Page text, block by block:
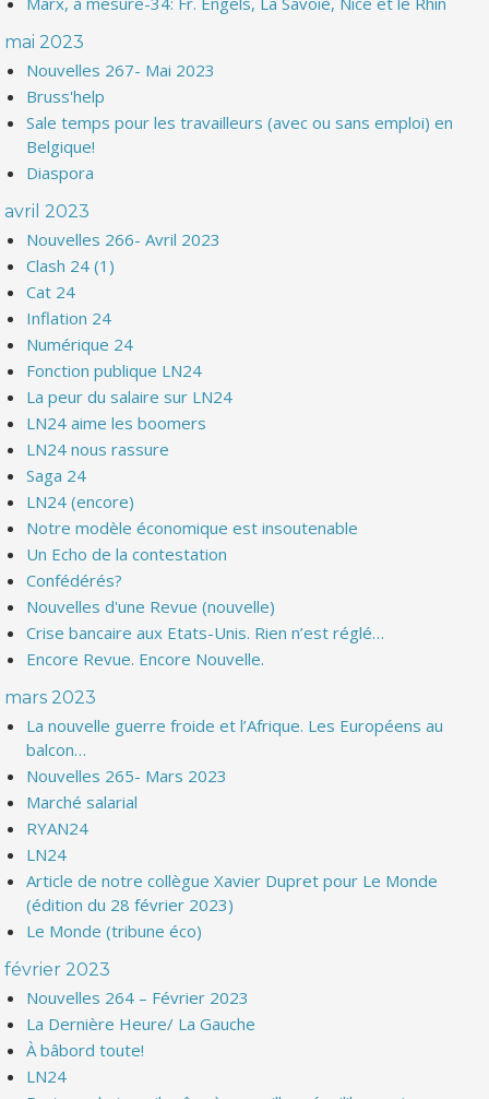
mai 2023
Nouvelles 267- Mai 2023
Bruss'help
Sale temps pour les travailleurs (avec ou sans emploi) en
Belgique!
Diaspora
avril 2023
Nouvelles 266- Avril 2023
Clash 24 (1)
Cat 24
Inflation 24
Numérique 24
Fonction publique LN24
La peur du salaire sur LN24
LN24 aime les boomers
LN24 nous rassure
Saga 24
LN24 (encore)
Notre modèle économique est insoutenable
Un Echo de la contestation
Confédérés?
Nouvelles d'une Revue (nouvelle)
Crise bancaire aux Etats-Unis. Rien n’est réglé…
Encore Revue. Encore Nouvelle.
mars 2023
La nouvelle guerre froide et l’Afrique. Les Européens au
balcon…
Nouvelles 265- Mars 2023
Marché salarial
RYAN24
LN24
Article de notre collègue Xavier Dupret pour Le Monde
(édition du 28 février 2023)
Le Monde (tribune éco)
février 2023
Nouvelles 264 – Février 2023
La Dernière Heure/ La Gauche
À bâbord toute!
LN24